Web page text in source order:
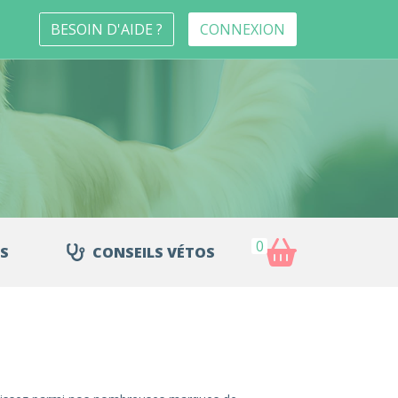
BESOIN D'AIDE ? CONNEXION
CONSEILS VÉTOS 0